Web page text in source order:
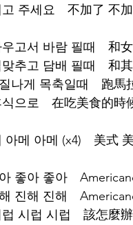
주세요　不加了 不
고서 바람 필때　和
추고 담배 필때　和
나게 목축일때　跑馬
으로　在吃美食的時
아메 아메 (x4)　美式
좋아 좋아　
진해 진해　
시럽 시럽　該怎麼